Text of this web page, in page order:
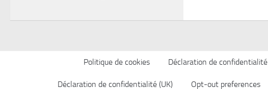
Politique de cookies Déclaration de confidentialité
Déclaration de confidentialité (UK) Opt-out preferences